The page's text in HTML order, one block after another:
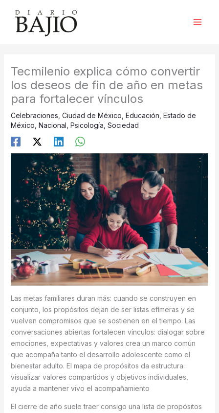
contenido
Tecmilenio explica cómo convertir
los deseos de fin de año en metas
para fortalecer vínculos
Celebraciones Ciudad de México Educación Estado de
México Nacional Psicología Sociedad
Las metas familiares duran más: cuando se construyen en
conjunto, los propósitos dejan de ser listas efímeras y se
vuelven compromisos que se sostienen en el tiempo. Las
conversaciones abiertas fortalecen vínculos: dialogar sobre
emociones, expectativas y valores crea un marco común
que acompaña tanto el desarrollo adolescente como el
bienestar adulto. El mapa de propósitos da estructura:
visualizar valores compartidos y objetivos individuales,
ayuda a mantener vivo el acompañamiento
El cierre de año suele traer consigo una lista de propósitos